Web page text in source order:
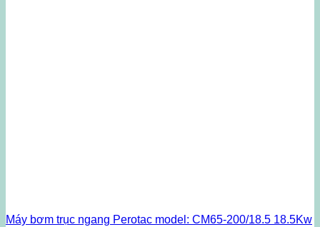
Máy bơm trục ngang Perotac model: CM65-200/18.5 18.5Kw